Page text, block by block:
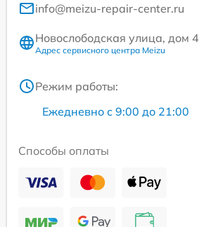
info@meizu-repair-center.ru
Новослободская улица, дом 4
Адрес сервисного центра Meizu
Режим работы:
Ежедневно с 9:00 до 21:00
Способы оплаты